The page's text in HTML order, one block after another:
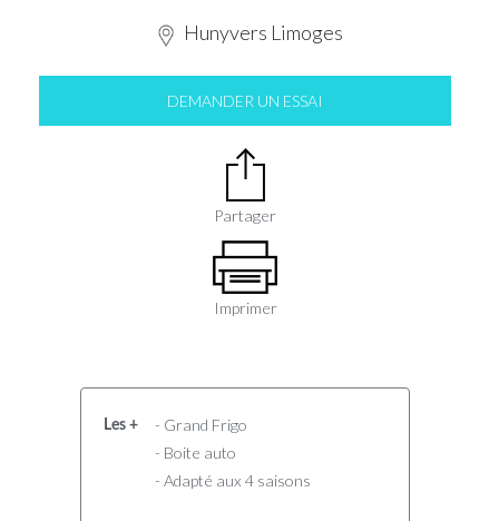
Hunyvers Limoges
DEMANDER UN ESSAI
Partager
Imprimer
Les +
- Grand Frigo
- Boite auto
- Adapté aux 4 saisons